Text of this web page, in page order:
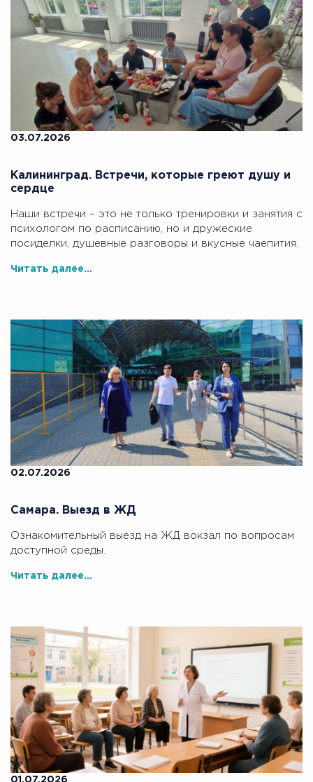
03.07.2026
Калининград. Встречи, которые греют душу и
сердце
Наши встречи – это не только тренировки и занятия с
психологом по расписанию, но и дружеские
посиделки, душевные разговоры и вкусные чаепития.
Читать далее...
02.07.2026
Самара. Выезд в ЖД
Ознакомительный выезд на ЖД вокзал по вопросам
доступной среды.
Читать далее...
01.07.2026